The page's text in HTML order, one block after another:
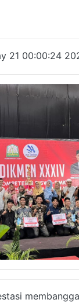
21 00:00:24